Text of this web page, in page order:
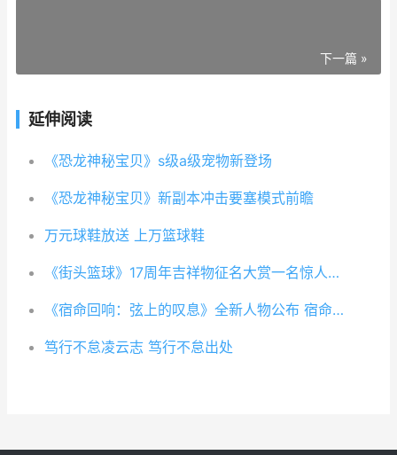
下一篇 »
延伸阅读
《恐龙神秘宝贝》s级a级宠物新登场
《恐龙神秘宝贝》新副本冲击要塞模式前瞻
万元球鞋放送 上万篮球鞋
《街头篮球》17周年吉祥物征名大赏一名惊人赢装饰 《街头篮球》全国联赛获奖
《宿命回响：弦上的叹息》全新人物公布 宿命回响是原创吗
笃行不怠凌云志 笃行不怠出处